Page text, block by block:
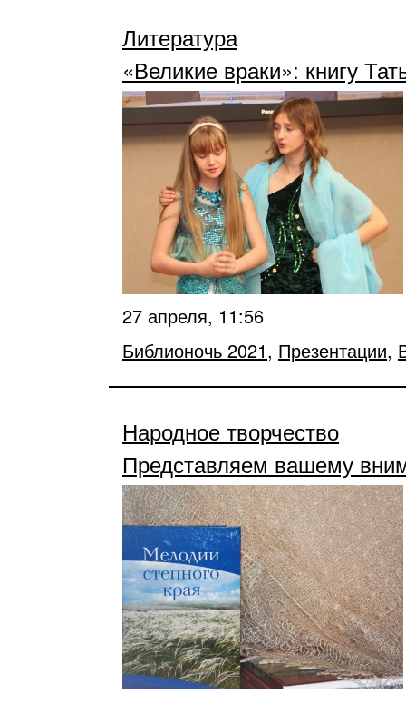
Литература
«Великие враки»: книгу
27 апреля, 11:56
Библионочь 2021, Презентации,
Народное творчество
Представляем вашему